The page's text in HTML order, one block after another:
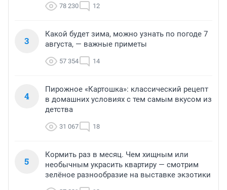
78 230 12
3
Какой будет зима, можно узнать по погоде 7
августа, — важные приметы
57 354 14
4
Пирожное «Картошка»: классический рецепт
в домашних условиях с тем самым вкусом из
детства
31 067 18
5
Кормить раз в месяц. Чем хищным или
необычным украсить квартиру — смотрим
зелёное разнообразие на выставке экзотики